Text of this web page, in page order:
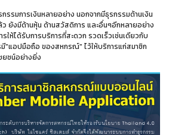
มการเงินหลายอย่าง นอกจากมีธุรกรรมด้านเงิน
ว ยังมีด้านหุ้น ด้านสวัสดิการ และอื่นๆอีกหลายอย่าง
ห้ได้รับการบริการที่สะดวก รวดเร็วเช่นเดียวกับ
"แอปมือถือ ของสหกรณ์" ไว้ให้บริการแก่สมาชิก
ยชน์อย่างยิ่ง